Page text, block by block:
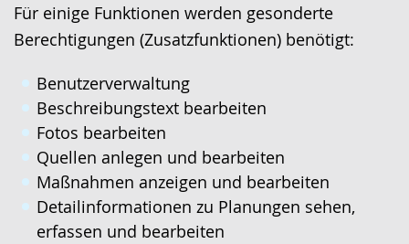
Für einige Funktionen werden gesonderte
Berechtigungen (Zusatzfunktionen) benötigt:
Benutzerverwaltung
Beschreibungstext bearbeiten
Fotos bearbeiten
Quellen anlegen und bearbeiten
Maßnahmen anzeigen und bearbeiten
Detailinformationen zu Planungen sehen,
erfassen und bearbeiten